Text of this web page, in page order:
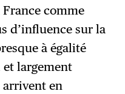
comme
d’influence sur la
à égalité
et largement
arrivent en